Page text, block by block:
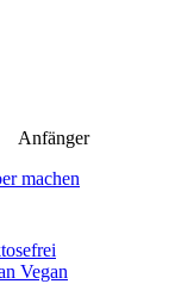
Anfänger
Vegan